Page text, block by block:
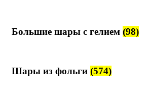
Большие шары с гелием (98)
Шары из фольги (574)